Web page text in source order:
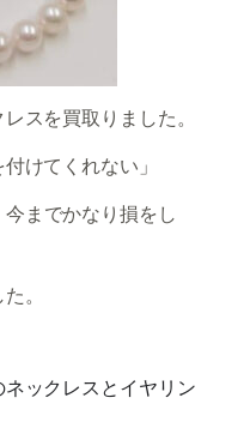
スを買取りました。
けてくれない」
までかなり損をし
。
ックレスとイヤリン